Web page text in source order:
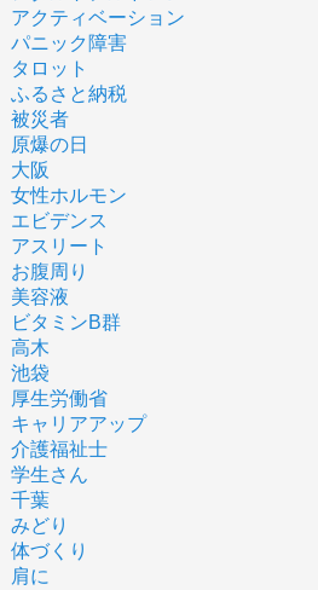
アクティベーション
パニック障害
タロット
ふるさと納税
被災者
原爆の日
大阪
女性ホルモン
エビデンス
アスリート
お腹周り
美容液
ビタミンB群
高木
池袋
厚生労働省
キャリアアップ
介護福祉士
学生さん
千葉
みどり
体づくり
肩に